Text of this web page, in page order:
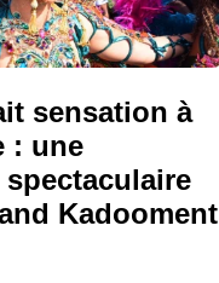
sensation à
: une
Kadooment